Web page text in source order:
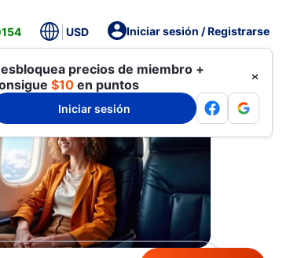
USD Iniciar sesión / Registrarse
precios de miembro +
$10 en puntos
Iniciar sesión